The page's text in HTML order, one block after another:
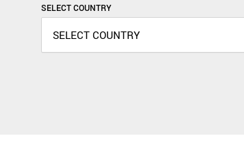
SELECT COUNTRY